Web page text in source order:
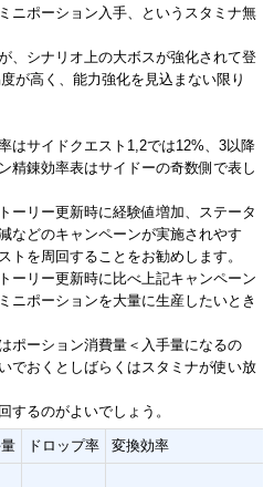
ポーション入手、というスタミナ無
、シナリオ上の大ボスが強化されて登
が高く、能力強化を見込まない限り
はサイドクエスト1,2では12%、3以降
精錬効率表はサイドーの奇数側で表し
ーリー更新時に経験値増加、ステータ
などのキャンペーンが実施されやす
トを周回することをお勧めします。
ーリー更新時に比べ上記キャンペーン
ニポーションを大量に生産したいとき
ポーション消費量＜入手量になるの
でおくとしばらくはスタミナが使い放
するのがよいでしょう。
ドロップ率 変換効率